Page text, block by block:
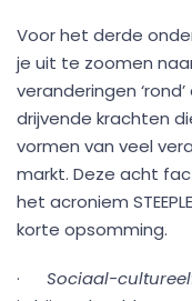
Voor het derde
je uit te zoomen
veranderingen
drijvende krachten
vormen van veel
markt. Deze acht
het acroniem
korte opsomming.
· Sociaal-cultureel